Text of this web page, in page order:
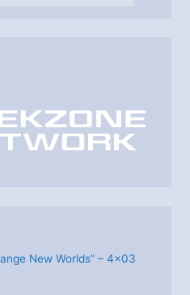
New Worlds” – 4×03